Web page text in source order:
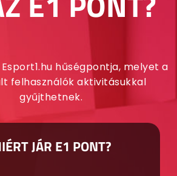
Esport1.hu hűségpontja, melyet a
felhasználók aktivitásukkal
gyűjthetnek.
JÁR E1 PONT?